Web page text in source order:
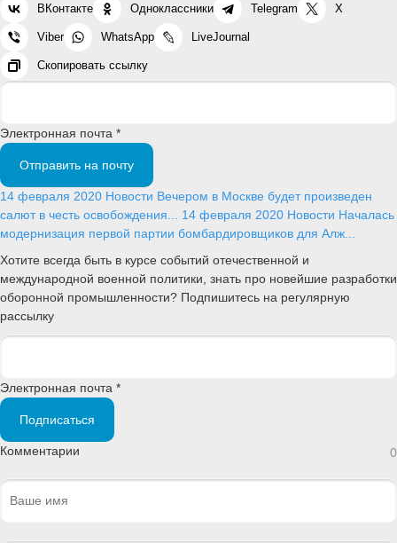
ВКонтакте Одноклассники Telegram X
Viber WhatsApp LiveJournal
Скопировать ссылку
Электронная почта *
Отправить на почту
14 февраля 2020 Новости Вечером в Москве будет произведен
салют в честь освобождения... 14 февраля 2020 Новости Началась
модернизация первой партии бомбардировщиков для Алж...
Хотите всегда быть в курсе событий отечественной и
международной военной политики, знать про новейшие разработки
оборонной промышленности? Подпишитесь на регулярную
рассылку
Электронная почта *
Подписаться
Комментарии 0